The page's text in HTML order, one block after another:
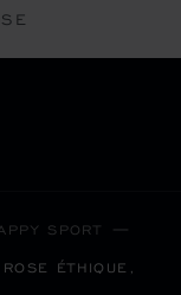
SPORT
ÉTHIQUE,